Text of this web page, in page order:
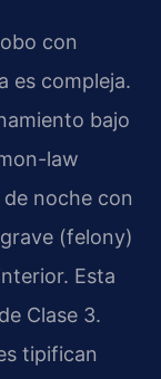
con
es compleja.
bajo
law
noche con
(felony)
Esta
Clase 3.
tipifican